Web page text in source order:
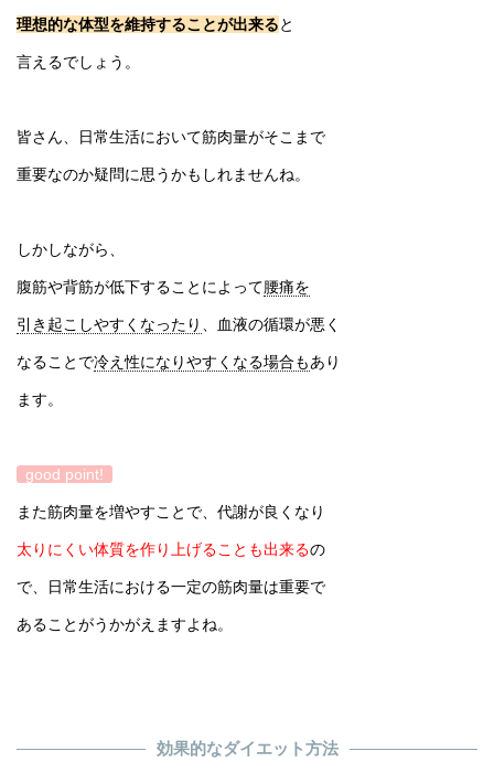
理想的な体型を維持することが出来ると
言えるでしょう。
皆さん、日常生活において筋肉量がそこまで
重要なのか疑問に思うかもしれませんね。
しかしながら、
腹筋や背筋が低下することによって腰痛を
引き起こしやすくなったり 、血液の循環が悪く
なることで冷え性になりやすくなる場合もあり
ます。
good point!
また筋肉量を増やすことで、代謝が良くなり
太りにくい体質を作り上げることも出来るの
で、日常生活における一定の筋肉量は重要で
あることがうかがえますよね。
効果的なダイエット方法